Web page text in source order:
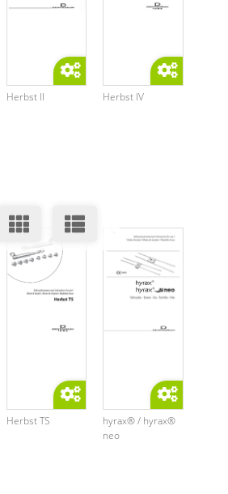
Herbst II Herbst IV
Herbst TS
hyrax® / hyrax®
neo